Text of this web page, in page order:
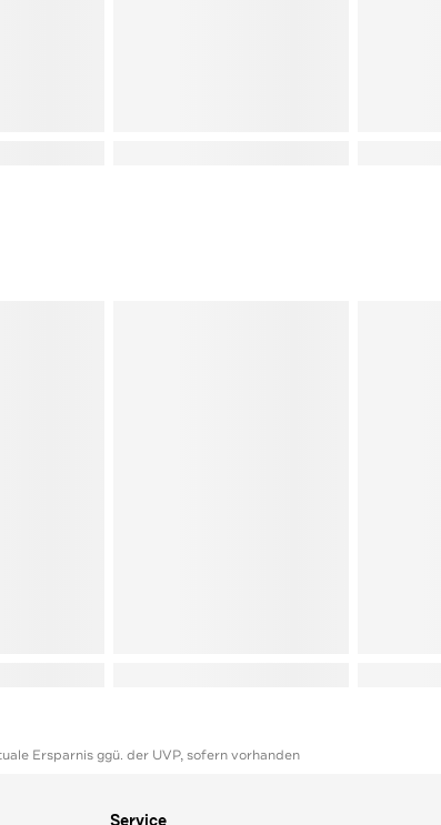
Ersparnis ggü. der UVP, sofern vorhanden